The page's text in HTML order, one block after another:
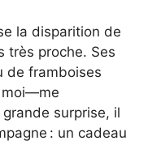
la disparition de
très proche. Ses
de framboises
moi—me
surprise, il
: un cadeau